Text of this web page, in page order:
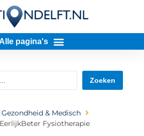
Zoeken
Gezondheid & Medisch
EerlijkBeter Fysiotherapie